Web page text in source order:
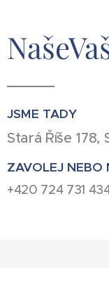
JSME TADY
Stará Říše 178,
ZAVOLEJ NEBO
+420 724 731